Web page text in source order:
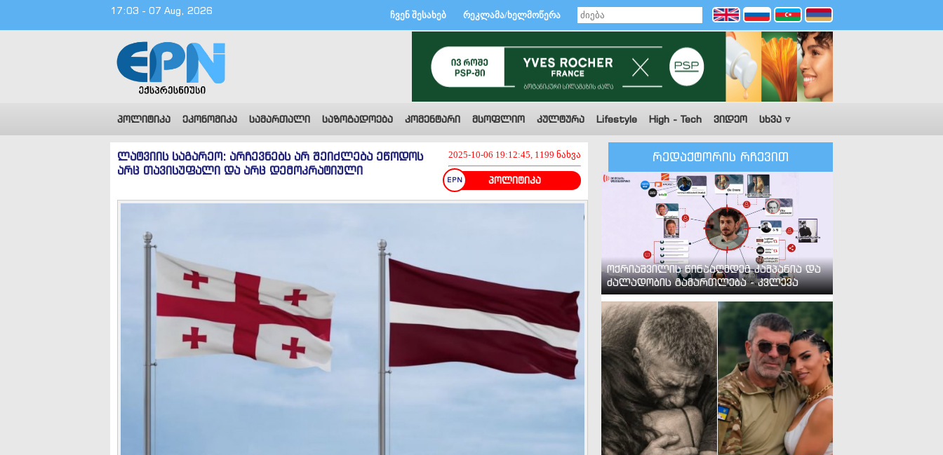
17:03 - 07 Aug, 2026 ჩვენ შესახებ რეკლამა/ხელმოწერა
პოლიტიკა ეკონომიკა სამართალი საზოგადოება კომენტარი მსოფლიო კულტურა Lifestyle High - Tech ვიდეო სხვა ▿
2025-10-06 19:12:45, 1199 ნახვა
პოლიტიკა
ლატვიის საგარეო: არჩევნებს არ შეიძლება ეწოდოს
არც თავისუფალი და არც დემოკრატიული
რედაქტორის რჩევით
ოქრიაშვილის წინააღმდეგ კამპანია და
ძალადობის გამართლება - კვლევა